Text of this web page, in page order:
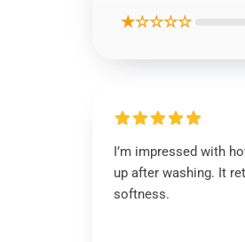
★☆☆☆☆
I’m impressed with
up after washing. It
softness.